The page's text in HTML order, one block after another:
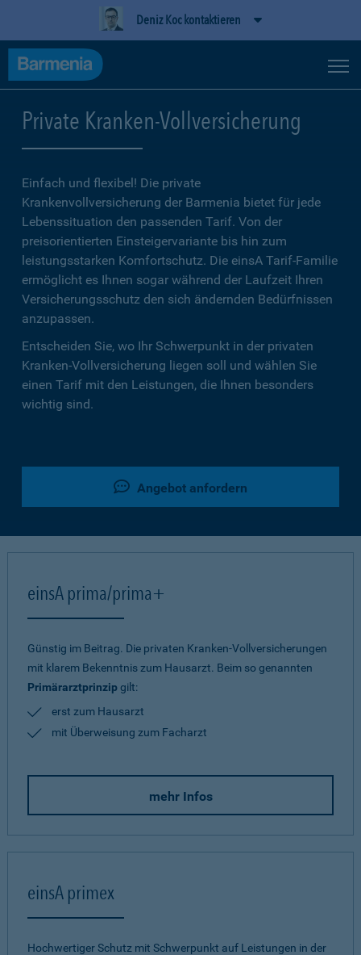
Deniz Koc kontaktieren
Private Kranken-Vollversicherung
Einfach und flexibel! Die private
Krankenvollversicherung der Barmenia bietet für jede
Lebenssituation den passenden Tarif. Von der
preisorientierten Einsteigervariante bis hin zum
leistungsstarken Komfortschutz. Die einsA Tarif-Familie
ermöglicht es Ihnen sogar während der Laufzeit Ihren
Versicherungsschutz den sich ändernden Bedürfnissen
anzupassen.
Entscheiden Sie, wo Ihr Schwerpunkt in der privaten
Kranken-Vollversicherung liegen soll und wählen Sie
einen Tarif mit den Leistungen, die Ihnen besonders
wichtig sind.
Angebot anfordern
einsA prima/prima+
Günstig im Beitrag. Die privaten Kranken-Vollversicherungen
mit klarem Bekenntnis zum Hausarzt. Beim so genannten
Primärarztprinzipgilt:
erst zum Hausarzt
mit Überweisung zum Facharzt
mehr Infos
einsA primex
Hochwertiger Schutz mit Schwerpunkt auf Leistungen in der